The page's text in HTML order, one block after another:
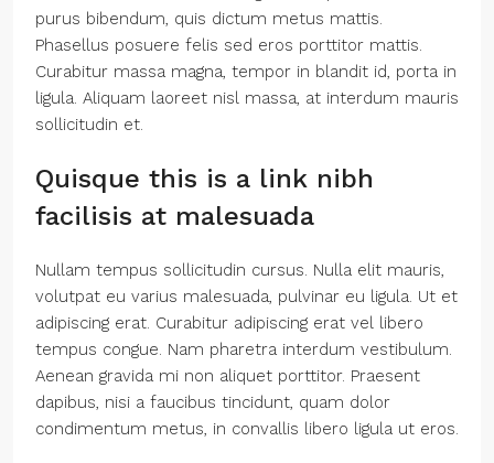
purus bibendum, quis dictum metus mattis.
Phasellus posuere felis sed eros porttitor mattis.
Curabitur massa magna, tempor in blandit id, porta in
ligula. Aliquam laoreet nisl massa, at interdum mauris
sollicitudin et.
Quisque this is a link nibh
facilisis at malesuada
Nullam tempus sollicitudin cursus. Nulla elit mauris,
volutpat eu varius malesuada, pulvinar eu ligula. Ut et
adipiscing erat. Curabitur adipiscing erat vel libero
tempus congue. Nam pharetra interdum vestibulum.
Aenean gravida mi non aliquet porttitor. Praesent
dapibus, nisi a faucibus tincidunt, quam dolor
condimentum metus, in convallis libero ligula ut eros.